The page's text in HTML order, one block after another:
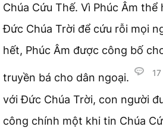
Chúa Cứu Thế. Vì Phúc Âm thể
Đức Chúa Trời để cứu rỗi mọi
hết, Phúc Âm được công bố
truyền bá cho dân ngoại. 17
với Đức Chúa Trời, con người
công chính một khi tin Chúa